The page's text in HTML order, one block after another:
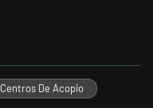
Centros De Acopio